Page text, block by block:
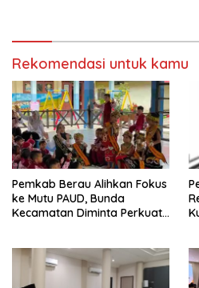
Rekomendasi untuk kamu
Pemkab Berau Alihkan Fokus
ke Mutu PAUD, Bunda
Kecamatan Diminta Perkuat